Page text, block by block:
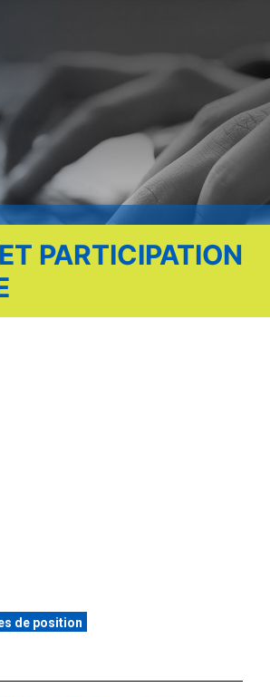
Offre d’emploi
Facebook
PARTICIPATION
de position